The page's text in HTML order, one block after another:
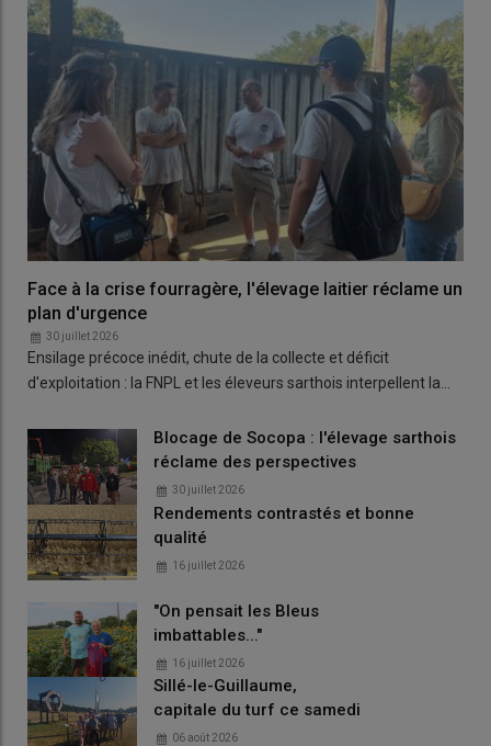
Face à la crise fourragère, l'élevage laitier réclame un
plan d'urgence
30 juillet 2026
Ensilage précoce inédit, chute de la collecte et déficit
d'exploitation : la FNPL et les éleveurs sarthois interpellent la…
Blocage de Socopa : l'élevage sarthois
réclame des perspectives
30 juillet 2026
Rendements contrastés et bonne
qualité
16 juillet 2026
"On pensait les Bleus
imbattables..."
16 juillet 2026
Sillé-le-Guillaume,
capitale du turf ce samedi
06 août 2026